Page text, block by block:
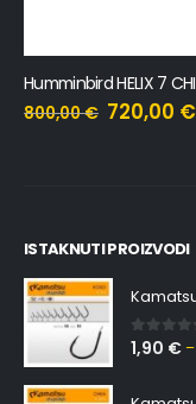
800,00€ 720,00 €
ISTAKNUTI PROIZVODI
0 out
1,90 € –